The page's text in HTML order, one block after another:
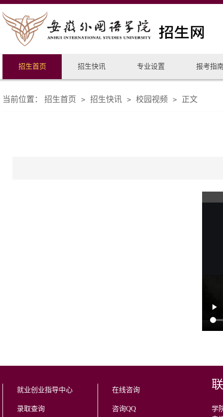
招生首页 招生快讯 专业设置 报考指
当前位置： 招生首页 > 招生快讯 > 校园视频 > 正文
就业创业指导中心
录取查询
在线咨询
咨询QQ
学